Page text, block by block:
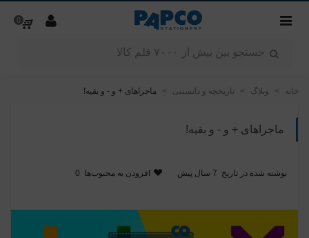
0
خانه > وبلاگ > تاریخچه و دانستنی > ماجراهای + و - و بقیه!
ماجراهای + و - و بقیه!
نوشته شده در تاریخ 7 سال پیش افزودن به محبوب‌ها 0